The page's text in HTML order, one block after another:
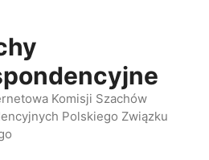
Komisji Szachów
Polskiego Związku